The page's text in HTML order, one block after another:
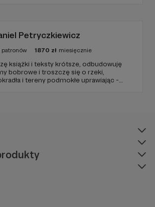
Petryczkiewicz
patronów 1870 zł miesięcznie
książki i teksty krótsze, odbudowuję
bobrowe i troszczę się o rzeki,
i tereny podmokłe uprawiając -